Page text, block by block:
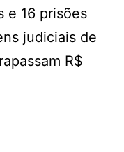
e 16 prisões
judiciais de
R$